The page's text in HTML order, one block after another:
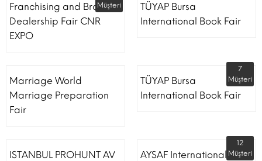
Franchising and Brand
Dealership Fair CNR
EXPO
Müşteri
TÜYAP Bursa
International Book Fair
Marriage World
Marriage Preparation
Fair
TÜYAP Bursa
International Book Fair
7
Müşteri
ISTANBUL PROHUNT AV
AYSAF International Shoe
12
Müşteri